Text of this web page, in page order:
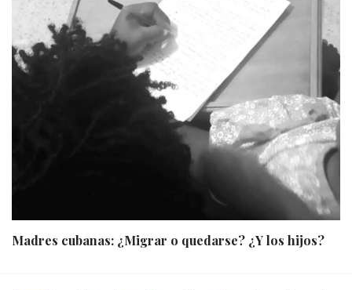
Madres cubanas: ¿Migrar o quedarse? ¿Y los hijos?